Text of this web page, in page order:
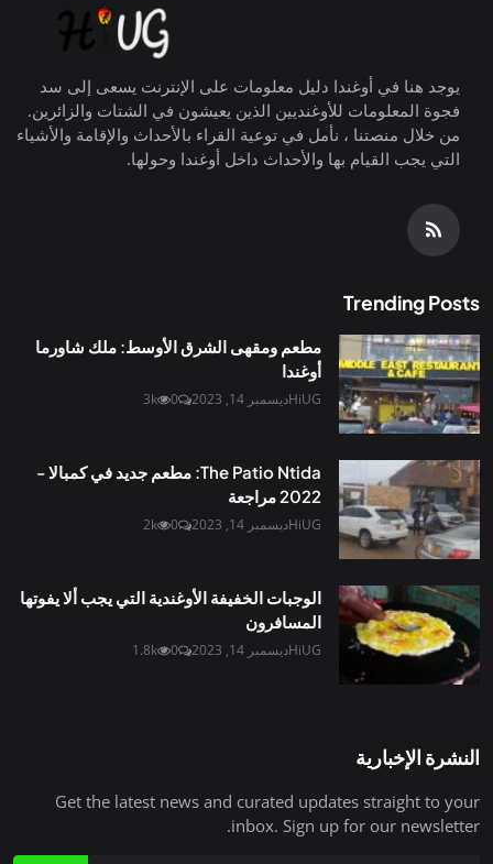
يوجد هنا في أوغندا دليل معلومات على الإنترنت يسعى إلى سد
فجوة المعلومات للأوغنديين الذين يعيشون في الشتات والزائرين.
من خلال منصتنا ، نأمل في توعية القراء بالأحداث والإقامة والأشياء
التي يجب القيام بها والأحداث داخل أوغندا وحولها.
Trending Posts
مطعم ومقهى الشرق الأوسط: ملك شاورما
أوغندا
HiUGديسمبر 14, 2023 0
3k
The Patio Ntida: مطعم جديد في كمبالا -
2022 مراجعة
HiUGديسمبر 14, 2023 0
2k
الوجبات الخفيفة الأوغندية التي يجب ألا يفوتها
المسافرون
HiUGديسمبر 14, 2023 0
1.8k
النشرة الإخبارية
Get the latest news and curated updates straight to your
inbox. Sign up for our newsletter.